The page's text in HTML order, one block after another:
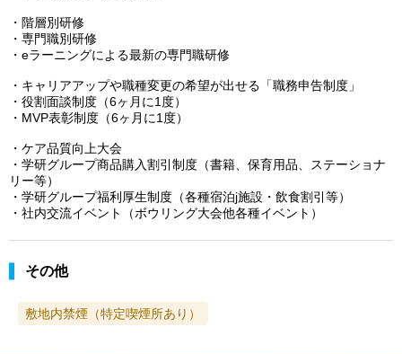
・階層別研修
・専門職別研修
・eラーニングによる最新の専門職研修
・キャリアアップや職種変更の希望が出せる「職務申告制度」
・役割面談制度（6ヶ月に1度）
・MVP表彰制度（6ヶ月に1度）
・ケア品質向上大会
・学研グループ商品購入割引制度（書籍、保育用品、ステーショナ
リー等）
・学研グループ福利厚生制度（各種宿泊j施設・飲食割引等）
・社内交流イベント（ボウリング大会他各種イベント）
その他
敷地内禁煙（特定喫煙所あり）